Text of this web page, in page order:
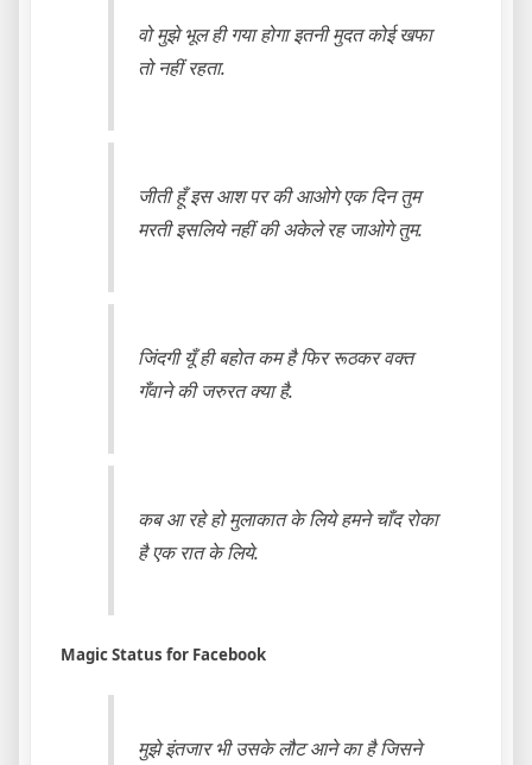
वो मुझे भूल ही गया होगा इतनी मुदत कोई खफा
तो नहीं रहता.
जीती हूँ इस आश पर की आओगे एक दिन तुम
मरती इसलिये नहीं की अकेले रह जाओगे तुम.
जिंदगी यूँ ही बहोत कम है फिर रूठकर वक्त
गँवाने की जरुरत क्या है.
कब आ रहे हो मुलाकात के लिये हमने चाँद रोका
है एक रात के लिये.
Magic Status for Facebook
मुझे इंतजार भी उसके लौट आने का है जिसने